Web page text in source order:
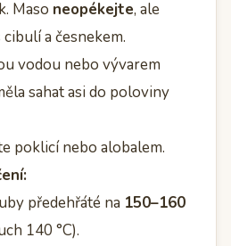
Maso neopékejte, ale
a česnekem.
vodou nebo vývarem
sahat asi do poloviny
poklicí nebo alobalem.
předehřáté na 150–160
140 °C).